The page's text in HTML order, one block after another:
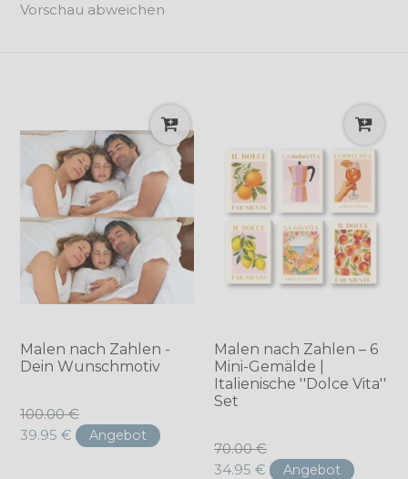
Vorschau abweichen
Malen nach Zahlen -
Dein Wunschmotiv
Normaler
Preis
100.00 €
39.95 €
Angebot
Malen nach Zahlen – 6
Mini-Gemälde |
Italienische ''Dolce Vita''
Set
Normaler
Preis
70.00 €
34.95 €
Angebot